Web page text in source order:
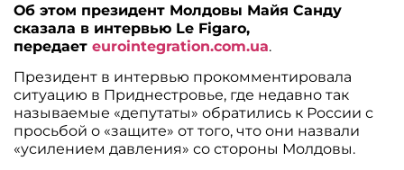
Об этом президент Молдовы Майя Санду
сказала в интервью Le Figaro,
передаетeurointegration.com.ua.
Президент в интервью прокомментировала
ситуацию в Приднестровье, где недавно так
называемые «депутаты» обратились к России с
просьбой о «защите» от того, что они назвали
«усилением давления» со стороны Молдовы.